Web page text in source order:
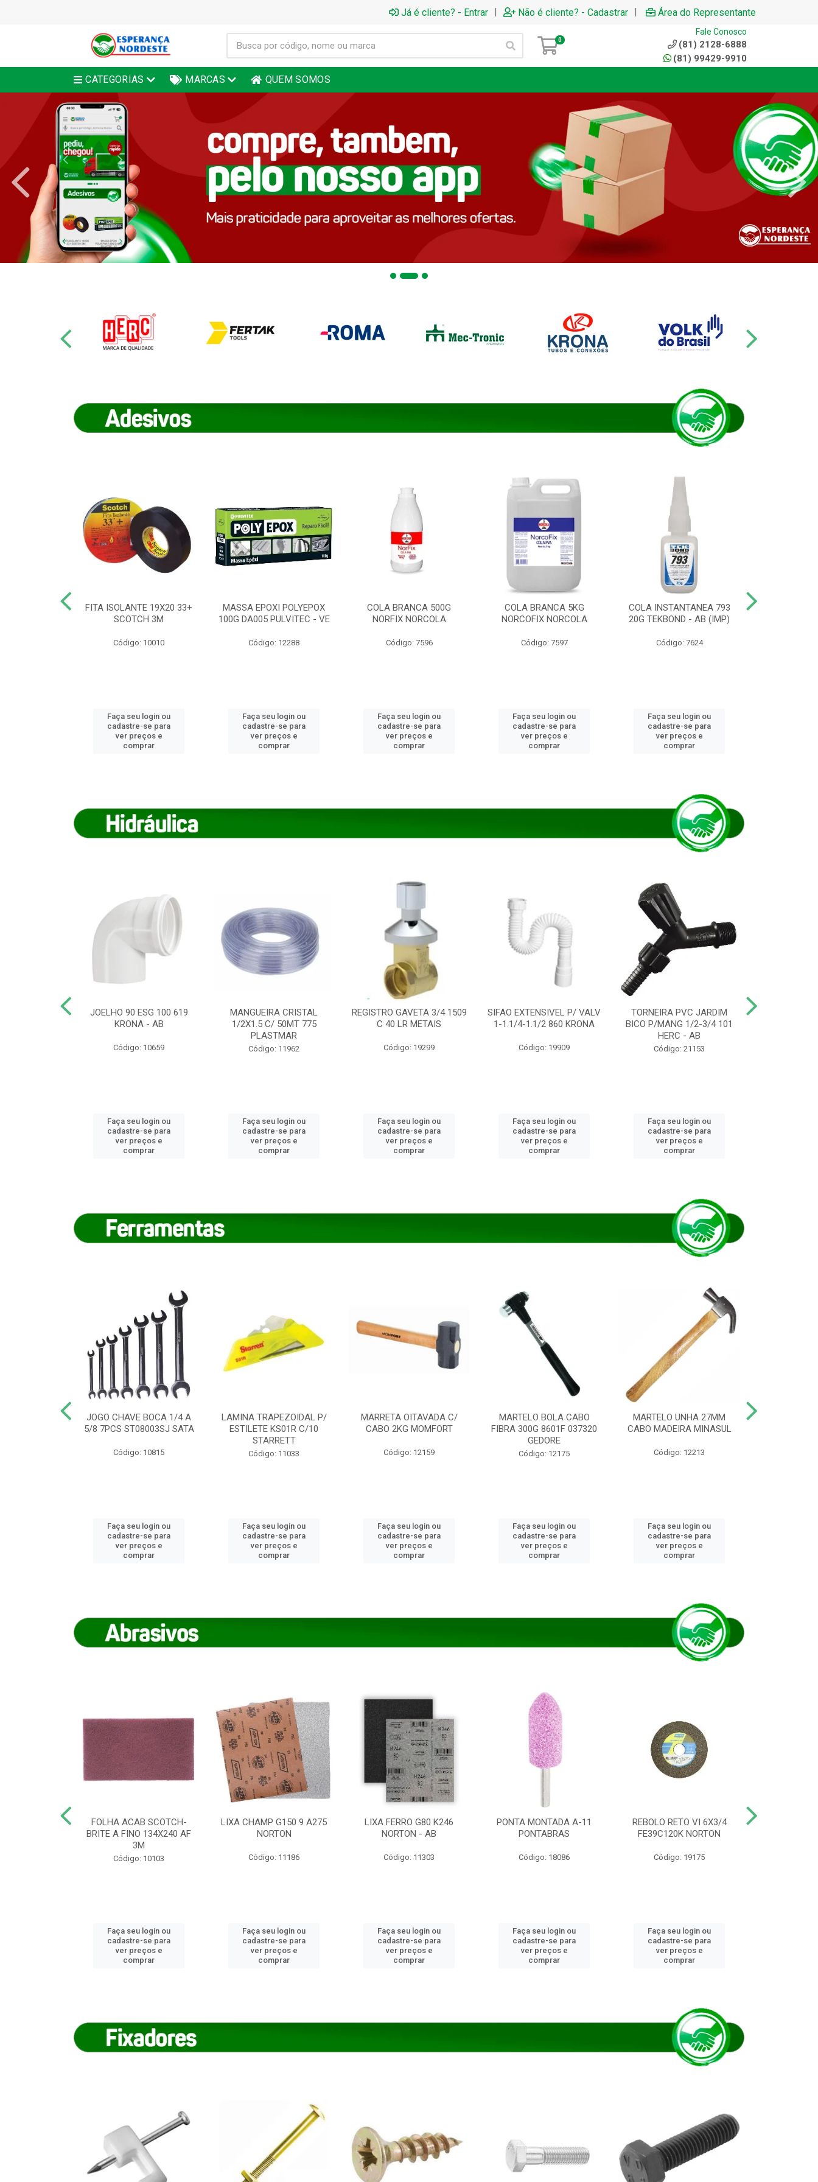
Já é cliente? - Entrar | Não é cliente? - Cadastrar | Área do Representante
0
Fale Conosco
(81) 2128-6888
(81) 99429-9910
CATEGORIAS MARCAS QUEM SOMOS
FITA ISOLANTE 19X20 33+
SCOTCH 3M
Código: 10010
Faça seu login ou
cadastre-se para
ver preços e
comprar
MASSA EPOXI POLYEPOX
100G DA005 PULVITEC - VE
Código: 12288
Faça seu login ou
cadastre-se para
ver preços e
comprar
COLA BRANCA 500G
NORFIX NORCOLA
Código: 7596
Faça seu login ou
cadastre-se para
ver preços e
comprar
COLA BRANCA 5KG
NORCOFIX NORCOLA
Código: 7597
Faça seu login ou
cadastre-se para
ver preços e
comprar
COLA INSTANTANEA 793
20G TEKBOND - AB (IMP)
Código: 7624
Faça seu login ou
cadastre-se para
ver preços e
comprar
JOELHO 90 ESG 100 619
KRONA - AB
Código: 10659
Faça seu login ou
cadastre-se para
ver preços e
comprar
MANGUEIRA CRISTAL
1/2X1.5 C/ 50MT 775
PLASTMAR
Código: 11962
Faça seu login ou
cadastre-se para
ver preços e
comprar
REGISTRO GAVETA 3/4 1509
C 40 LR METAIS
Código: 19299
Faça seu login ou
cadastre-se para
ver preços e
comprar
SIFAO EXTENSIVEL P/ VALV
1-1.1/4-1.1/2 860 KRONA
Código: 19909
Faça seu login ou
cadastre-se para
ver preços e
comprar
TORNEIRA PVC JARDIM
BICO P/MANG 1/2-3/4 101
HERC - AB
Código: 21153
Faça seu login ou
cadastre-se para
ver preços e
comprar
JOGO CHAVE BOCA 1/4 A
5/8 7PCS ST08003SJ SATA
Código: 10815
Faça seu login ou
cadastre-se para
ver preços e
comprar
LAMINA TRAPEZOIDAL P/
ESTILETE KS01R C/10
STARRETT
Código: 11033
Faça seu login ou
cadastre-se para
ver preços e
comprar
MARRETA OITAVADA C/
CABO 2KG MOMFORT
Código: 12159
Faça seu login ou
cadastre-se para
ver preços e
comprar
MARTELO BOLA CABO
FIBRA 300G 8601F 037320
GEDORE
Código: 12175
Faça seu login ou
cadastre-se para
ver preços e
comprar
MARTELO UNHA 27MM
CABO MADEIRA MINASUL
Código: 12213
Faça seu login ou
cadastre-se para
ver preços e
comprar
FOLHA ACAB SCOTCH-
BRITE A FINO 134X240 AF
3M
Código: 10103
Faça seu login ou
cadastre-se para
ver preços e
comprar
LIXA CHAMP G150 9 A275
NORTON
Código: 11186
Faça seu login ou
cadastre-se para
ver preços e
comprar
LIXA FERRO G80 K246
NORTON - AB
Código: 11303
Faça seu login ou
cadastre-se para
ver preços e
comprar
PONTA MONTADA A-11
PONTABRAS
Código: 18086
Faça seu login ou
cadastre-se para
ver preços e
comprar
REBOLO RETO VI 6X3/4
FE39C120K NORTON
Código: 19175
Faça seu login ou
cadastre-se para
ver preços e
comprar